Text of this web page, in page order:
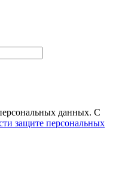
данных. С
защите персональных